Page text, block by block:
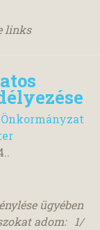
links
.
ügyében
adom: 1/